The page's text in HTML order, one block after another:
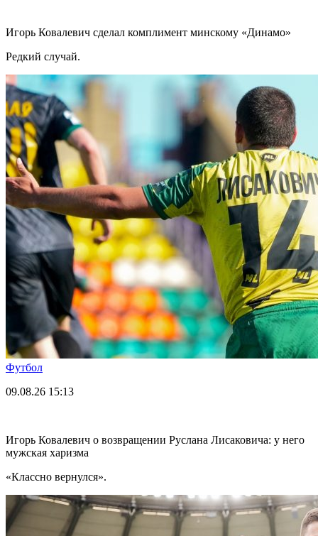
Игорь Ковалевич сделал комплимент минскому «Динамо»
Редкий случай.
Футбол
09.08.26 15:13
Игорь Ковалевич о возвращении Руслана Лисаковича: у него
мужская харизма
«Классно вернулся».